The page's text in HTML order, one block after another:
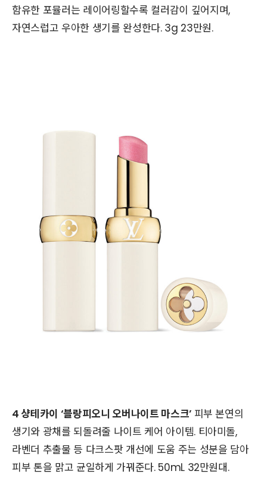
함유한 포뮬러는 레이어링할수록 컬러감이 깊어지며,
자연스럽고 우아한 생기를 완성한다. 3g 23만원.
4 샹테카이 ‘블랑피오니 오버나이트 마스크’ 피부 본연의
생기와 광채를 되돌려줄 나이트 케어 아이템. 티아미돌,
라벤더 추출물 등 다크스팟 개선에 도움 주는 성분을 담아
피부 톤을 맑고 균일하게 가꿔준다. 50mL 32만원대.